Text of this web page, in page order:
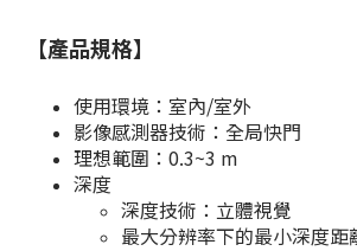
【產品規格】
使用環境：室內/室外
影像感測器技術：全局快門
理想範圍：0.3~3 m
深度
深度技術：立體視覺
最大分辨率下的最小深度距